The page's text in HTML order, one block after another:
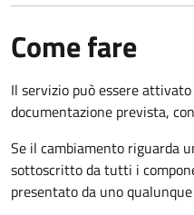
Come fare
Il servizio può essere
documentazione prevista,
Se il cambiamento riguarda
sottoscritto da tutti i
presentato da uno